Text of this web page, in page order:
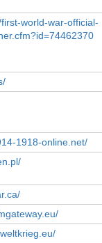
world-war-official-
1918-online.net/